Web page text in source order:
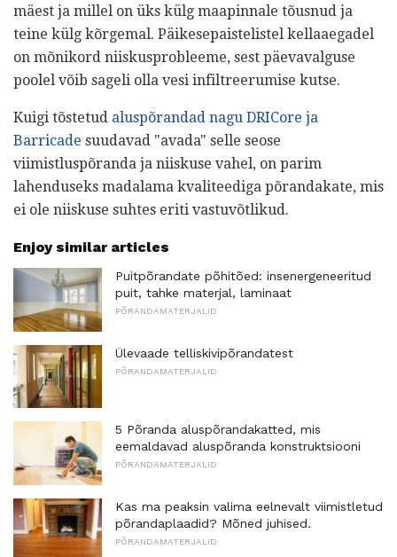
mäest ja millel on üks külg maapinnale tõusnud ja
teine ​​külg kõrgemal. Päikesepaistelistel kellaaegadel
on mõnikord niiskusprobleeme, sest päevavalguse
poolel võib sageli olla vesi infiltreerumise kutse.
Kuigi tõstetud aluspõrandad nagu DRICore ja
Barricade suudavad "avada" selle seose
viimistluspõranda ja niiskuse vahel, on parim
lahenduseks madalama kvaliteediga põrandakate, mis
ei ole niiskuse suhtes eriti vastuvõtlikud.
Enjoy similar articles
Puitpõrandate põhitõed: insenergeneeritud
puit, tahke materjal, laminaat
PÕRANDAMATERJALID
Ülevaade telliskivipõrandatest
PÕRANDAMATERJALID
5 Põranda aluspõrandakatted, mis
eemaldavad aluspõranda konstruktsiooni
PÕRANDAMATERJALID
Kas ma peaksin valima eelnevalt viimistletud
põrandaplaadid? Mõned juhised.
PÕRANDAMATERJALID